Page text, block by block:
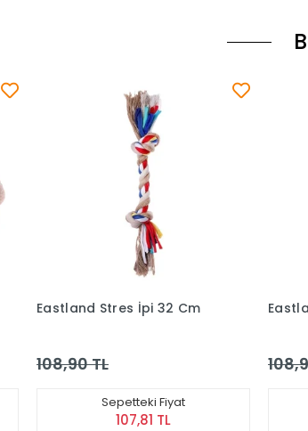
Eastland İpli Top 7,5x20 Cm
108,90 TL
Sepetteki Fiyat
107,81 TL